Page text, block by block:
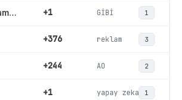
Amerikan Samoası +1 GİBİ 1
+376 reklam 3
+244 AO 2
+1 yapay zeka 1